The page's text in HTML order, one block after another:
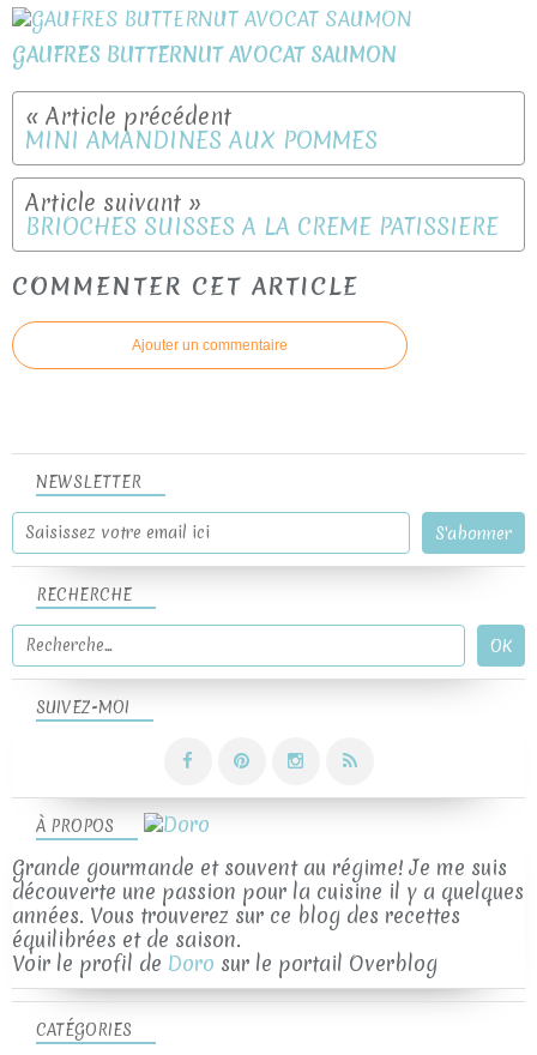
GAUFRES BUTTERNUT AVOCAT SAUMON
MINI AMANDINES AUX POMMES
BRIOCHES SUISSES A LA CREME PATISSIERE
COMMENTER CET ARTICLE
Ajouter un commentaire
NEWSLETTER
SUIVEZ-MOI
RECHERCHE
À PROPOS
Grande gourmande et souvent au régime! Je me suis
découverte une passion pour la cuisine il y a quelques
années. Vous trouverez sur ce blog des recettes
équilibrées et de saison.
Voir le profil de Doro sur le portail Overblog
CATÉGORIES